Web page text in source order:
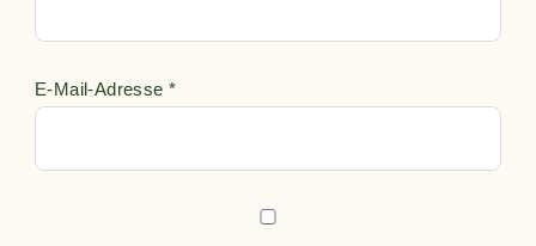
E-Mail-Adresse *